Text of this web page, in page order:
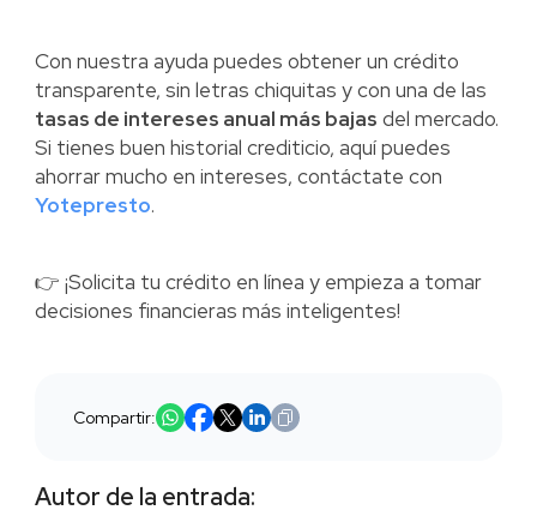
Con nuestra ayuda puedes obtener un crédito
transparente, sin letras chiquitas y con una de las
tasas de intereses anual más bajas del mercado.
Si tienes buen historial crediticio, aquí puedes
ahorrar mucho en intereses, contáctate con
Yotepresto.
👉 ¡Solicita tu crédito en línea y empieza a tomar
decisiones financieras más inteligentes!
Compartir:
Autor de la entrada: